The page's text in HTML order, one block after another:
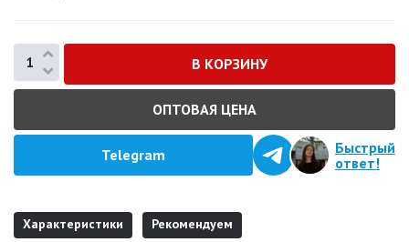
ОПТОВАЯ ЦЕНА
Telegram
Быстрый
ответ!
Характеристики Рекомендуем